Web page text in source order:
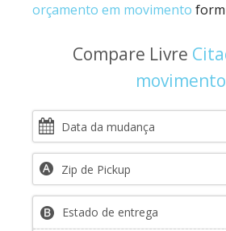
orçamento em movimento
Compare Livre
movimento